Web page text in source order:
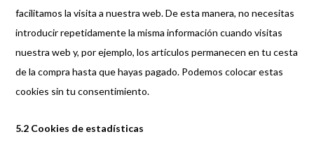
facilitamos la visita a nuestra web. De esta manera, no necesitas
introducir repetidamente la misma información cuando visitas
nuestra web y, por ejemplo, los artículos permanecen en tu cesta
de la compra hasta que hayas pagado. Podemos colocar estas
cookies sin tu consentimiento.
5.2 Cookies de estadísticas